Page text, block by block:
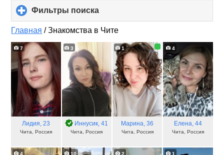
Фильтры поиска
to
expand
contents
Главная /Знакомства в Чите
7
Лидия, 23
Чита, Россия
3
Иннусик, 41
Чита, Россия
1
Марина, 36
Чита, Россия
4
Елена, 44
Чита, Россия